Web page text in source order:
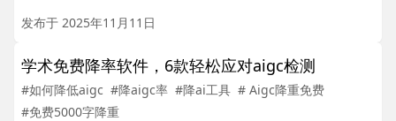
发布于 2025年11月11日
学术免费降率软件，6款轻松应对aigc检测
#如何降低aigc #降aigc率 #降ai工具 # Aigc降重免费
#免费5000字降重